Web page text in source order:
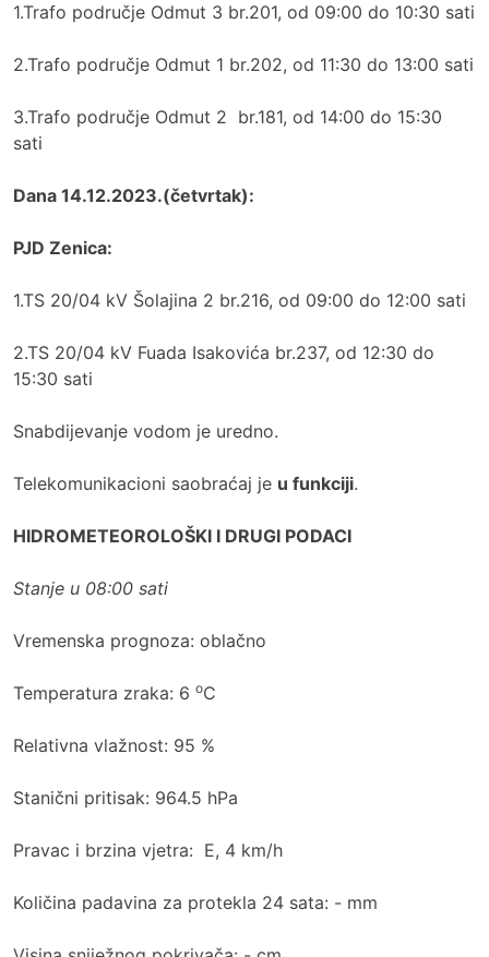
1.Trafo područje Odmut 3 br.201, od 09:00 do 10:30 sati
2.Trafo područje Odmut 1 br.202, od 11:30 do 13:00 sati
3.Trafo područje Odmut 2 br.181, od 14:00 do 15:30
sati
Dana 14.12.2023.(četvrtak):
PJD Zenica:
1.TS 20/04 kV Šolajina 2 br.216, od 09:00 do 12:00 sati
2.TS 20/04 kV Fuada Isakovića br.237, od 12:30 do
15:30 sati
Snabdijevanje vodom je uredno.
Telekomunikacioni saobraćaj je u funkciji.
HIDROMETEOROLOŠKI I DRUGI PODACI
Stanje u 08:00 sati
Vremenska prognoza: oblačno
Temperatura zraka: 6 oC
Relativna vlažnost: 95 %
Stanični pritisak: 964.5 hPa
Pravac i brzina vjetra: E, 4 km/h
Količina padavina za protekla 24 sata: - mm